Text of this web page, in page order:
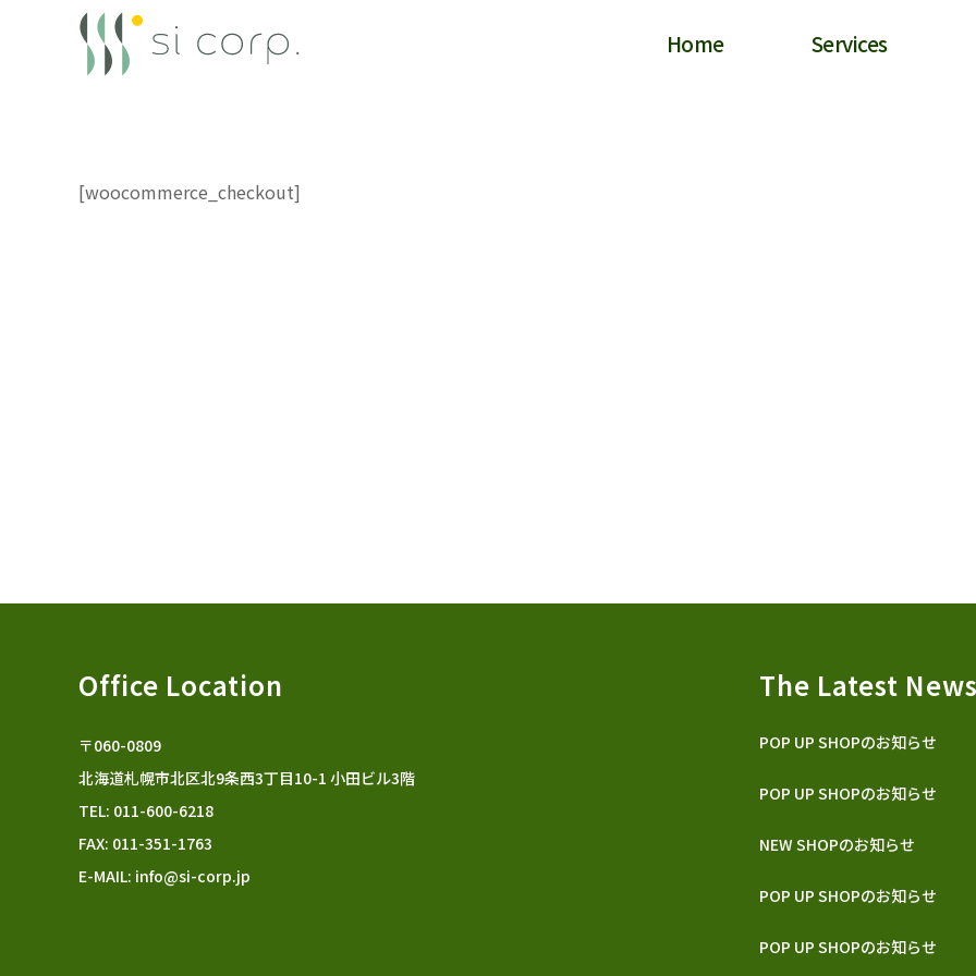
Home Services
[woocommerce_checkout]
Office Location
〒060-0809
北海道札幌市北区北9条西3丁目10-1 小田ビル3階
TEL: 011-600-6218
FAX: 011-351-1763
E-MAIL: info@si-corp.jp
The Latest
POP UP SHOPのお知らせ
POP UP SHOPのお知らせ
NEW SHOPのお知らせ
POP UP SHOPのお知らせ
POP UP SHOPのお知らせ